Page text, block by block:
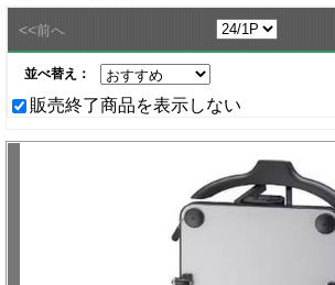
<<前へ
並べ替え：
販売終了商品を表示しない